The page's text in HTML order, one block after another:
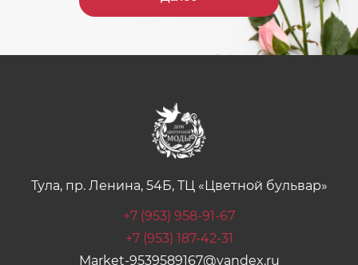
Тула, пр. Ленина, 54Б, ТЦ «Цветной бульвар»
+7 (953) 958-91-67
+7 (953) 187-42-31
Market-9539589167@yandex.ru